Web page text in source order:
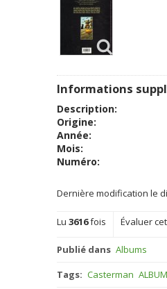
Informations
Description:
Origine:
Année:
Mois:
Numéro:
Dernière modification le
Lu 3616fois Évaluer
Publié dans Albums
Tags: Casterman